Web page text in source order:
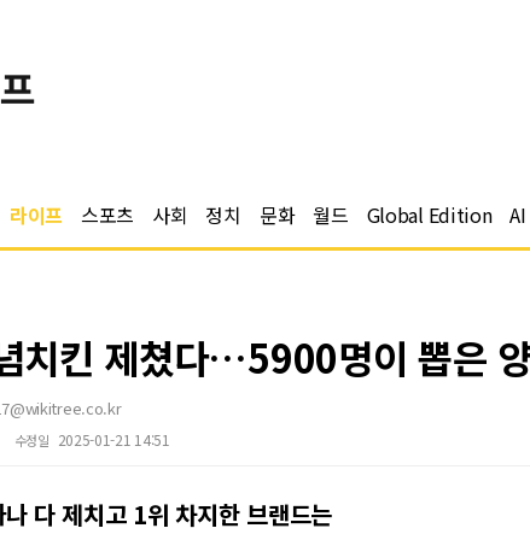
라이프 스포츠 사회 정치 문화 월드 Global Edition
치킨 제쳤다…5900명이 뽑은
수정일 2025-01-21 14:51
다 제치고 1위 차지한 브랜드는